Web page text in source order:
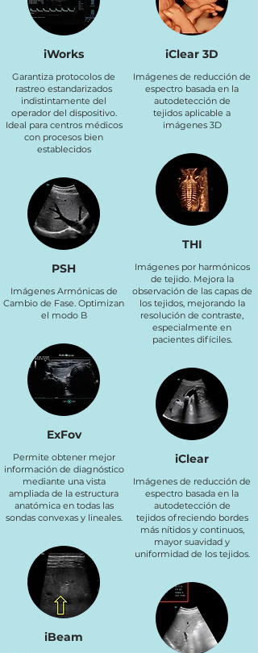
iWorks
Garantiza protocolos de
rastreo estandarizados
indistintamente del
operador del dispositivo.
Ideal para centros médicos
con procesos bien
establecidos
PSH
Imágenes Armónicas de
Cambio de Fase. Optimizan
el modo B
ExFov
Permite obtener mejor
información de diagnóstico
mediante una vista
ampliada de la estructura
anatómica en todas las
sondas convexas y lineales.
iBeam
iClear 3D
Imágenes de reducción de
espectro basada en la
autodetección de
tejidos aplicable a
imágenes 3D
THI
Imágenes por harmónicos
de tejido. Mejora la
observación de las capas de
los tejidos, mejorando la
resolución de contraste,
especialmente en
pacientes difíciles.
iClear
Imágenes de reducción de
espectro basada en la
autodetección de
tejidos ofreciendo bordes
más nítidos y continuos,
mayor suavidad y
uniformidad de los tejidos.